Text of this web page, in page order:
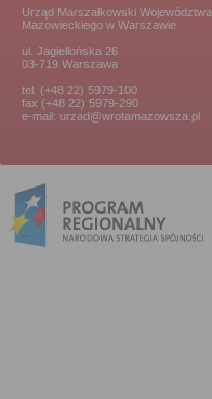
Urząd Marszałkowski Województwa
Mazowieckiego w Warszawie
ul. Jagiellońska 26
03-719 Warszawa
tel. (+48 22) 5979-100
fax (+48 22) 5979-290
e-mail: urzad@wrotamazowsza.pl